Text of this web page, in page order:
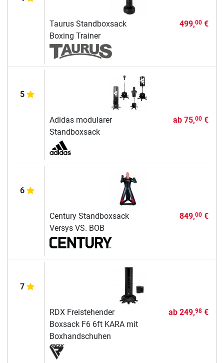
Taurus Standboxsack
Boxing Trainer
499,00€
5
Adidas modularer
Standboxsack
ab 75,00€
6
Century Standboxsack
Versys VS. BOB
849,00€
7
RDX Freistehender
Boxsack F6 6ft KARA mit
Boxhandschuhen
ab 249,98€